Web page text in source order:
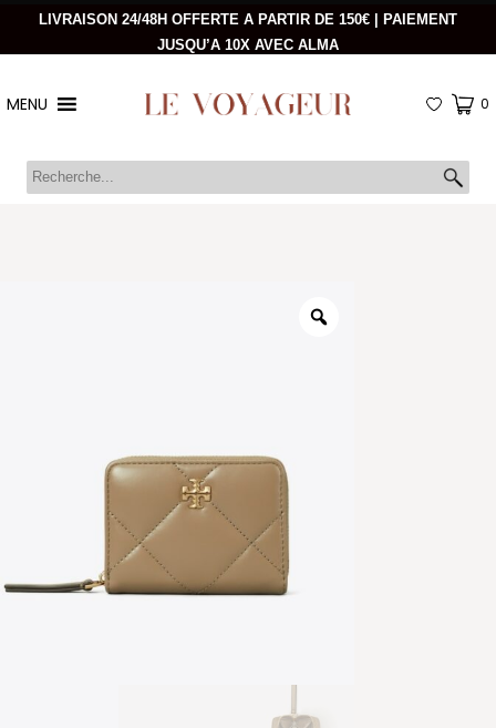
LIVRAISON 24/48H OFFERTE A PARTIR DE 150€ | PAIEMENT
JUSQU’A 10X AVEC ALMA
MENU 0